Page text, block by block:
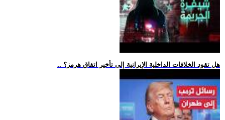
.. هل تقود الخلافات الداخلية الإيرانية إلى تأخير اتفاق هرمز؟